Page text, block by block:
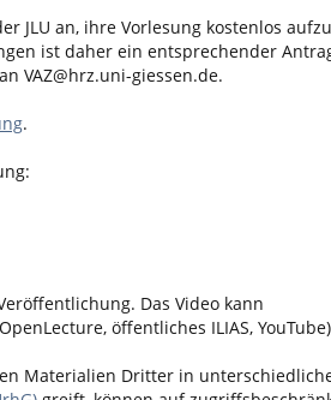
JLU an, ihre Vorlesung kostenlos
ist daher ein entsprechender
VAZ@hrz.uni-giessen.de.
.
Das Video kann
öffentliches ILIAS,
Materialien Dritter in